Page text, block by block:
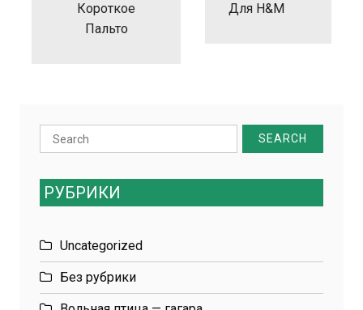
Короткое
Пальто
Для H&M
Search
for:
РУБРИКИ
Uncategorized
Без рубрики